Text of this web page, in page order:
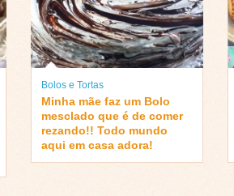
Bolos e Tortas
Minha mãe faz um Bolo
mesclado que é de comer
rezando!! Todo mundo
aqui em casa adora!